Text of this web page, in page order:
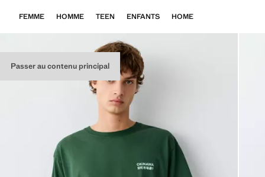
Passer au contenu principal
FEMME HOMME TEEN ENFANTS HOME